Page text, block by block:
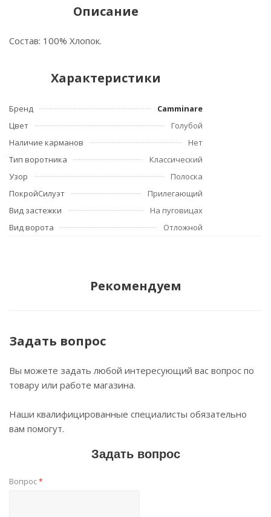
Описание
Состав: 100% Хлопок.
Характеристики
Бренд
Camminare
Цвет
Голубой
Наличие карманов
Нет
Тип воротника
Классический
Узор
Полоска
ПокройСилуэт
Прилегающий
Вид застежки
На пуговицах
Вид ворота
Отложной
Рекомендуем
Задать вопрос
Вы можете задать любой интересующий вас вопрос по
товару или работе магазина.
Наши квалифицированные специалисты обязательно
вам помогут.
Задать вопрос
Вопрос*